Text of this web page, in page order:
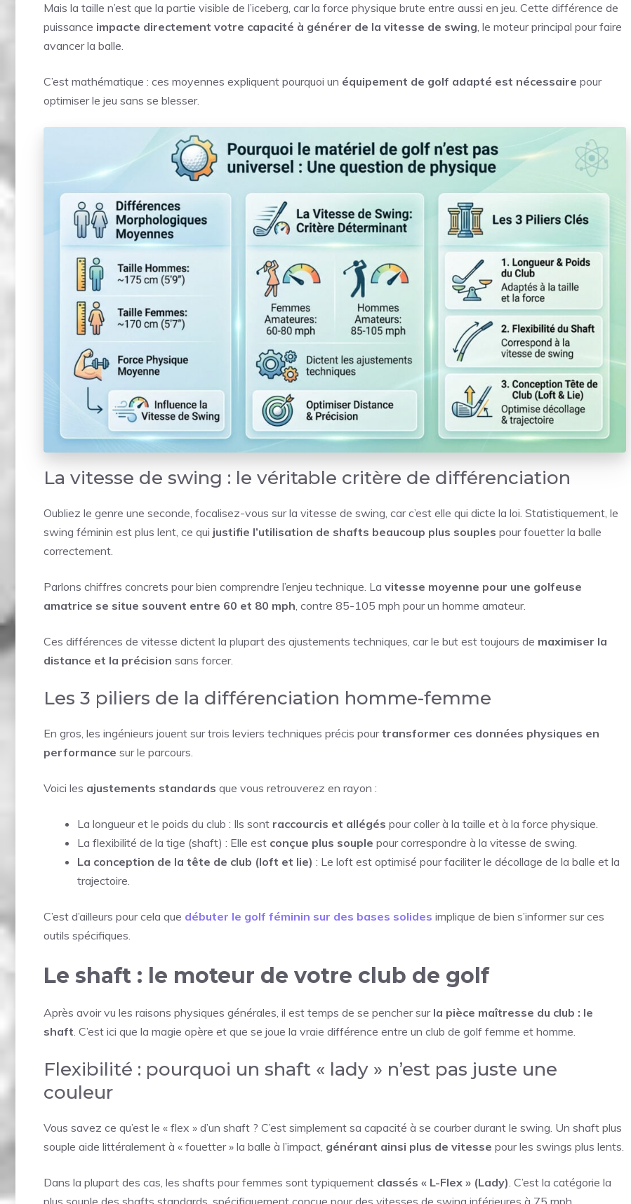
Mais la taille n’est que la partie visible de l’iceberg, car la force physique brute entre aussi en jeu. Cette différence de
puissance impacte directement votre capacité à générer de la vitesse de swing, le moteur principal pour faire
avancer la balle.
C’est mathématique : ces moyennes expliquent pourquoi un équipement de golf adapté est nécessaire pour
optimiser le jeu sans se blesser.
La vitesse de swing : le véritable critère de différenciation
Oubliez le genre une seconde, focalisez-vous sur la vitesse de swing, car c’est elle qui dicte la loi. Statistiquement, le
swing féminin est plus lent, ce qui justifie l’utilisation de shafts beaucoup plus souples pour fouetter la balle
correctement.
Parlons chiffres concrets pour bien comprendre l’enjeu technique. La vitesse moyenne pour une golfeuse
amatrice se situe souvent entre 60 et 80 mph , contre 85-105 mph pour un homme amateur.
Ces différences de vitesse dictent la plupart des ajustements techniques, car le but est toujours de maximiser la
distance et la précision sans forcer.
Les 3 piliers de la différenciation homme-femme
En gros, les ingénieurs jouent sur trois leviers techniques précis pourtransformer ces données physiques en
performance sur le parcours.
Voici les ajustements standards que vous retrouverez en rayon :
La longueur et le poids du club : Ils sont raccourcis et allégés pour coller à la taille et à la force physique.
La flexibilité de la tige (shaft) : Elle est conçue plus souple pour correspondre à la vitesse de swing.
La conception de la tête de club (loft et lie) : Le loft est optimisé pour faciliter le décollage de la balle et la
trajectoire.
C’est d’ailleurs pour cela que débuter le golf féminin sur des bases solides implique de bien s’informer sur ces
outils spécifiques.
Le shaft : le moteur de votre club de golf
Après avoir vu les raisons physiques générales, il est temps de se pencher sur la pièce maîtresse du club : le
shaft . C’est ici que la magie opère et que se joue la vraie différence entre un club de golf femme et homme.
Flexibilité : pourquoi un shaft « lady » n’est pas juste une
couleur
Vous savez ce qu’est le « flex » d’un shaft ? C’est simplement sa capacité à se courber durant le swing. Un shaft plus
souple aide littéralement à « fouetter » la balle à l’impact, générant ainsi plus de vitesse pour les swings plus lents.
Dans la plupart des cas, les shafts pour femmes sont typiquement classés « L-Flex » (Lady) . C’est la catégorie la
plus souple des shafts standards, spécifiquement conçue pour des vitesses de swing inférieures à 75 mph.